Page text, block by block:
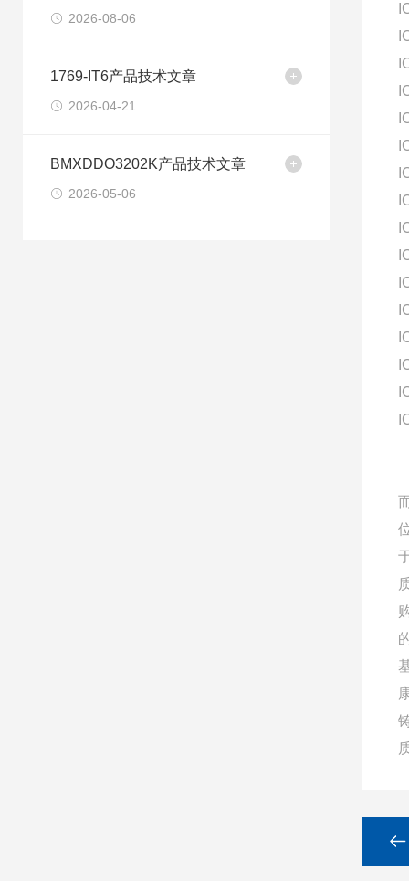
2026-08-06
1769-IT6产品技术文章
2026-04-21
BMXDDO3202K产品技术文章
2026-05-06